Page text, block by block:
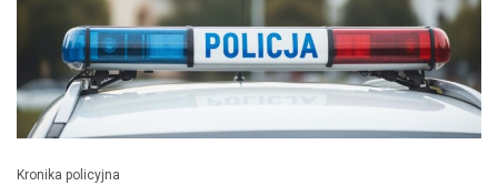
Kronika policyjna